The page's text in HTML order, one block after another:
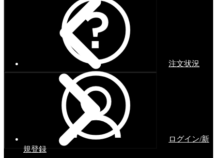
注文状況
ログイン/新
規登録